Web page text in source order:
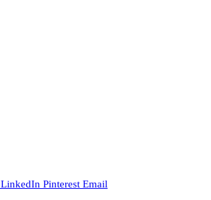
LinkedIn Pinterest Email